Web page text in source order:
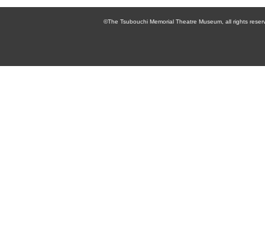
大学坪内博士記
念演劇博物館
©The Tsubouchi Memorial Theatre Museum, all rights